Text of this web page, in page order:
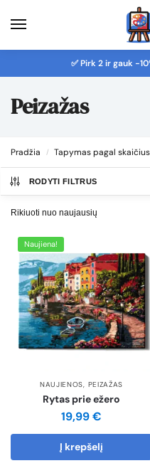
✅ Pirk 2 ir gauk -
Peizažas
Pradžia / Tapymas pagal skaičius
RODYTI FILTRUS
Naujiena!
NAUJIENOS, PEIZAŽAS
Rytas prie ežero
19,99€
Į krepšelį